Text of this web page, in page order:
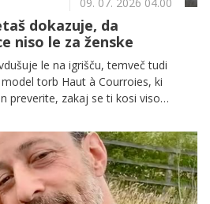
dokazuje, da
niso le za ženske
le na igrišču, temveč tudi
torb Haut à Courroies, ki
preverite, zakaj se ti kosi visoke